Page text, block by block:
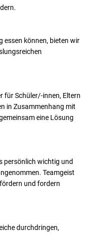
essen können, bieten wir
für Schüler/-innen, Eltern
in Zusammenhang mit
eine Lösung
persönlich wichtig und
Teamgeist
und fordern
durchdringen,